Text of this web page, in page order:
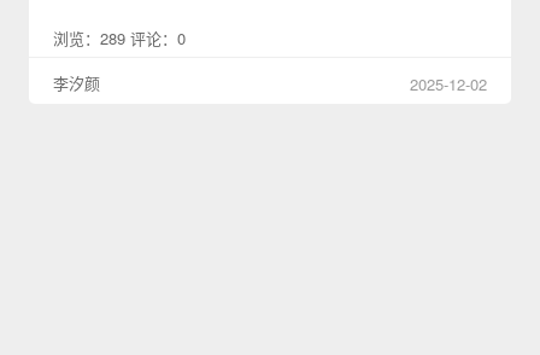
浏览：289 评论：0
李汐颜
2025-12-02